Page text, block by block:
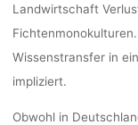
Landwirtschaft
Wissenstransfer in
impliziert.
Obwohl in